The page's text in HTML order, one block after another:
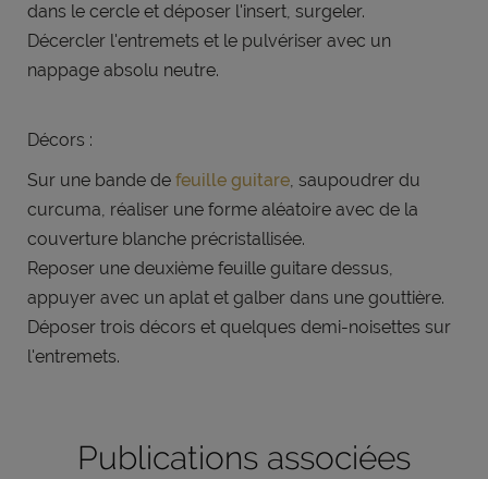
dans le cercle et déposer l'insert, surgeler.
Décercler l'entremets et le pulvériser avec un
nappage absolu neutre.
Décors :
Sur une bande de feuille guitare, saupoudrer du
curcuma, réaliser une forme aléatoire avec de la
couverture blanche précristallisée.
Reposer une deuxième feuille guitare dessus,
appuyer avec un aplat et galber dans une gouttière.
Déposer trois décors et quelques demi-noisettes sur
l'entremets.
Publications associées